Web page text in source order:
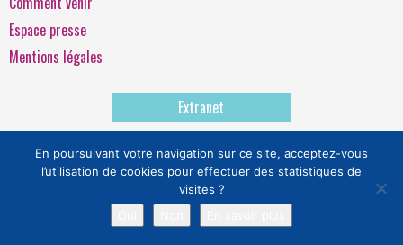
Espace presse
Mentions légales
Extranet
En poursuivant votre navigation sur ce site, acceptez-vous
l’utilisation de cookies pour effectuer des statistiques de
visites ?